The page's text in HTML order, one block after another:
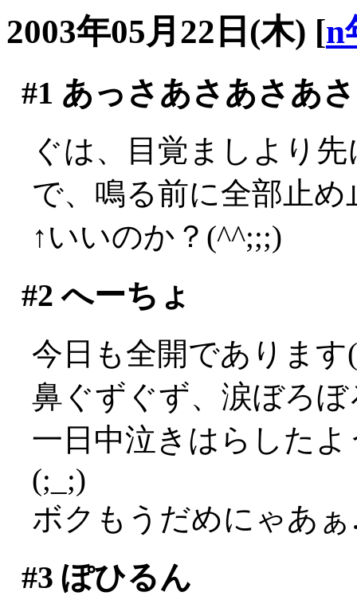
2003年05月22日(木) [n
#1 あっさあさあさあ
ぐは、目覚ましより
で、鳴る前に全部止
↑いいのか？(^^;;;)
#2 へーちょ
今日も全開であります
鼻ぐずぐず、涙ぼろ
一日中泣きはらした
(;_;)
ボクもうだめにゃあ
#3 ぽひるん